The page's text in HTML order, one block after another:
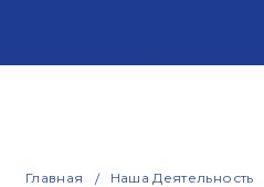
Главная Наша Деятельность